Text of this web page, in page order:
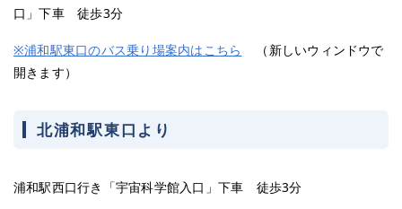
口」下車 徒歩3分
※浦和駅東口のバス乗り場案内はこちら
（新しいウィンドウで
開きます）
北浦和駅東口より
浦和駅西口行き「宇宙科学館入口」下車 徒歩3分